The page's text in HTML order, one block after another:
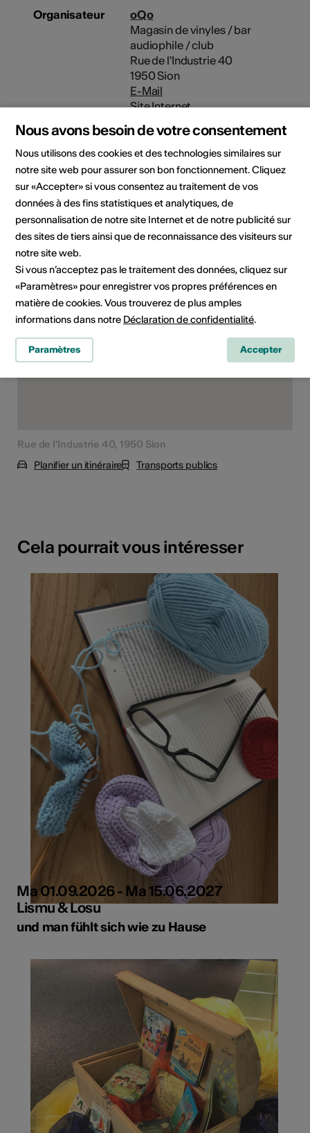
Organisateur
oQo
Magasin de vinyles / bar
audiophile / club
Rue de l'Industrie 40
1950 Sion
E-Mail
Site Internet
Autre
Classe d'âge
Tout public
Lieu de l'événement
Rue de l'Industrie 40, 1950 Sion
Planifier un itinéraire
Transports publics
Cela pourrait vous intéresser
Ma 01.09.2026 - Ma 15.06.2027
Lismu & Losu
und man fühlt sich wie zu Hause
Nous avons besoin de votre consentement
Nous utilisons des cookies et des technologies similaires sur
notre site web pour assurer son bon fonctionnement. Cliquez
sur «Accepter» si vous consentez au traitement de vos
données à des fins statistiques et analytiques, de
personnalisation de notre site Internet et de notre publicité sur
des sites de tiers ainsi que de reconnaissance des visiteurs sur
notre site web.
Si vous n’acceptez pas le traitement des données, cliquez sur
«Paramètres» pour enregistrer vos propres préférences en
matière de cookies. Vous trouverez de plus amples
informations dans notre Déclaration de confidentialité.
Paramètres Accepter